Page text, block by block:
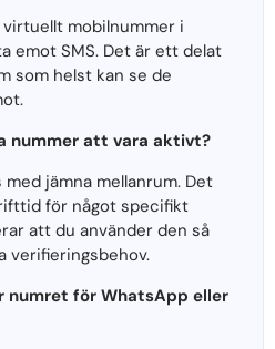
mobilnummer i
emot SMS. Det är ett delat
som helst kan se de
nummer att vara aktivt?
jämna mellanrum. Det
för något specifikt
att du använder den så
verifieringsbehov.
numret för WhatsApp eller